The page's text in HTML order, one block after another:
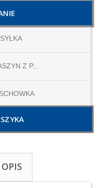
Z P...
OPIS